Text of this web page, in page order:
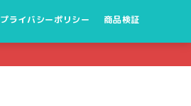
プライバシーポリシー 商品検証